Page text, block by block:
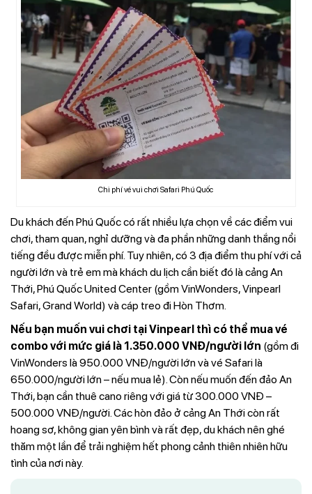
Chi phí vé vui chơi Safari Phú Quốc
Du khách đến Phú Quốc có rất nhiều lựa chọn về các điểm vui
chơi, tham quan, nghỉ dưỡng và đa phần những danh thắng nổi
tiếng đều được miễn phí. Tuy nhiên, có 3 địa điểm thu phí với cả
người lớn và trẻ em mà khách du lịch cần biết đó là cảng An
Thới, Phú Quốc United Center (gồm VinWonders, Vinpearl
Safari, Grand World) và cáp treo đi Hòn Thơm.
Nếu bạn muốn vui chơi tại Vinpearl thì có thể mua vé
combo với mức giá là 1.350.000 VNĐ/người lớn (gồm đi
VinWonders là 950.000 VNĐ/người lớn và vé Safari là
650.000/người lớn – nếu mua lẻ). Còn nếu muốn đến đảo An
Thới, bạn cần thuê cano riêng với giá từ 300.000 VNĐ –
500.000 VNĐ/người. Các hòn đảo ở cảng An Thới còn rất
hoang sơ, không gian yên bình và rất đẹp, du khách nên ghé
thăm một lần để trải nghiệm hết phong cảnh thiên nhiên hữu
tình của nơi này.